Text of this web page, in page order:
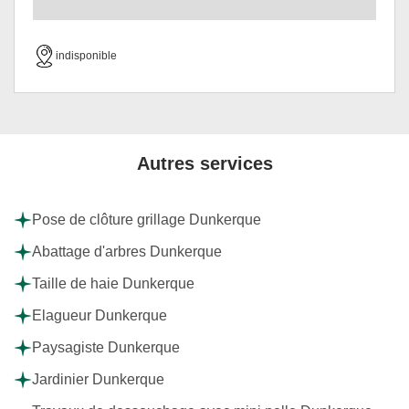
indisponible
Autres services
Pose de clôture grillage Dunkerque
Abattage d'arbres Dunkerque
Taille de haie Dunkerque
Elagueur Dunkerque
Paysagiste Dunkerque
Jardinier Dunkerque